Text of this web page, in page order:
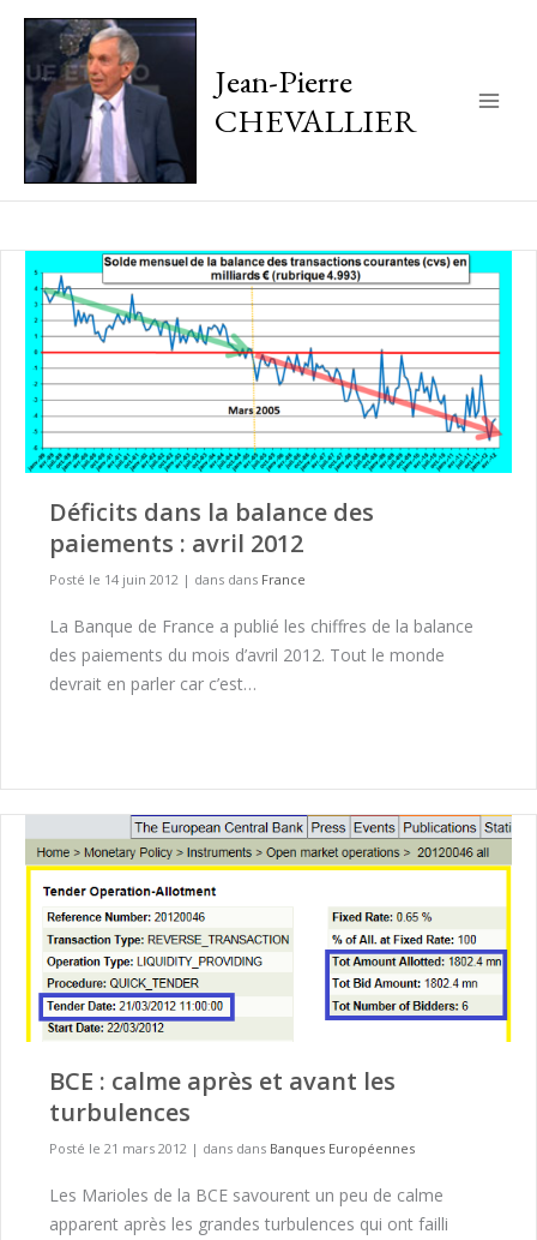
Jean-Pierre
CHEVALLIER
Déficits dans la balance des
paiements : avril 2012
Posté le 14 juin 2012 | dans dans France
La Banque de France a publié les chiffres de la balance
des paiements du mois d’avril 2012. Tout le monde
devrait en parler car c’est…
BCE : calme après et avant les
turbulences
Posté le 21 mars 2012 | dans dans Banques Européennes
Les Marioles de la BCE savourent un peu de calme
apparent après les grandes turbulences qui ont failli